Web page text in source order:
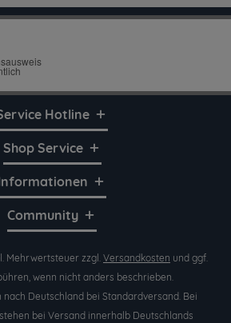
Hotline
Shop Service
Community
Mehrwertsteuer zzgl. Versandkosten und ggf.
wenn nicht anders beschrieben.
nach Deutschland bei Standardversand. Bei
bei Versand innerhalb Deutschlands